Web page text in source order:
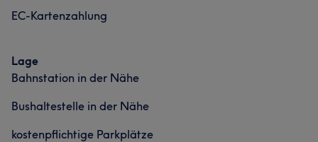
EC-Kartenzahlung
Lage
Bahnstation in der Nähe
Bushaltestelle in der Nähe
kostenpflichtige Parkplätze